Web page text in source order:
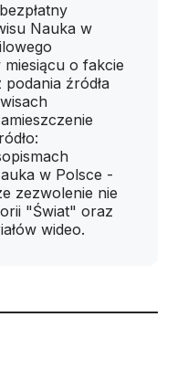
Nauka w
o fakcie
źródła
w Polsce -
zezwolenie nie
"Świat" oraz
wideo.